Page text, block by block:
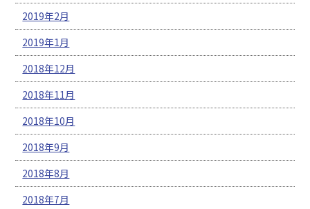
2019年2月
2019年1月
2018年12月
2018年11月
2018年10月
2018年9月
2018年8月
2018年7月